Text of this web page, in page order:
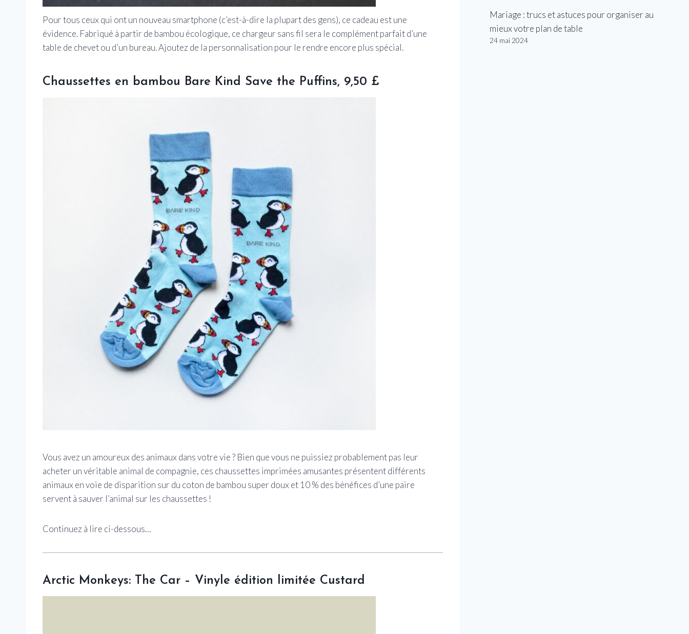
Pour tous ceux qui ont un nouveau smartphone (c’est-à-dire la plupart des gens), ce cadeau est une
évidence. Fabriqué à partir de bambou écologique, ce chargeur sans fil sera le complément parfait d’une
table de chevet ou d’un bureau. Ajoutez de la personnalisation pour le rendre encore plus spécial.
Chaussettes en bambou Bare Kind Save the Puffins, 9,50 £
Vous avez un amoureux des animaux dans votre vie ? Bien que vous ne puissiez probablement pas leur
acheter un véritable animal de compagnie, ces chaussettes imprimées amusantes présentent différents
animaux en voie de disparition sur du coton de bambou super doux et 10 % des bénéfices d’une paire
servent à sauver l’animal sur les chaussettes !
Continuez à lire ci-dessous…
Arctic Monkeys: The Car – Vinyle édition limitée Custard
Mariage : trucs et astuces pour organiser au
mieux votre plan de table
24 mai 2024